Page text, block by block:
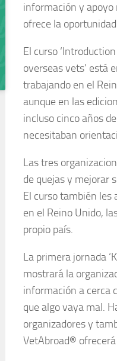
información y apoyo
ofrece la
El curso
overseas vets’ está
trabajando en el
aunque en las
incluso cinco años
necesitaban
Las tres
de quejas y mejorar
El curso también les
en el Reino Unido,
propio país.
La primera jornada
mostrará la
información a cerca
que algo vaya mal.
organizadores y
VetAbroad®